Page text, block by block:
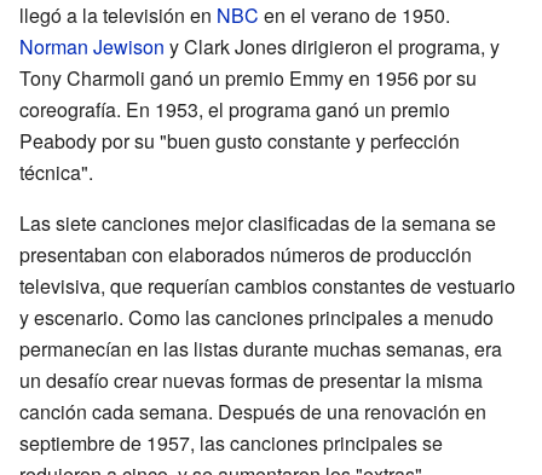
llegó a la televisión en NBC en el verano de 1950.
Norman Jewison y Clark Jones dirigieron el programa, y
Tony Charmoli ganó un premio Emmy en 1956 por su
coreografía. En 1953, el programa ganó un premio
Peabody por su "buen gusto constante y perfección
técnica".
Las siete canciones mejor clasificadas de la semana se
presentaban con elaborados números de producción
televisiva, que requerían cambios constantes de vestuario
y escenario. Como las canciones principales a menudo
permanecían en las listas durante muchas semanas, era
un desafío crear nuevas formas de presentar la misma
canción cada semana. Después de una renovación en
septiembre de 1957, las canciones principales se